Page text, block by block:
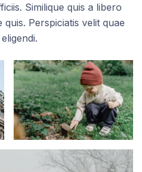
Similique quis a libero
Perspiciatis velit quae